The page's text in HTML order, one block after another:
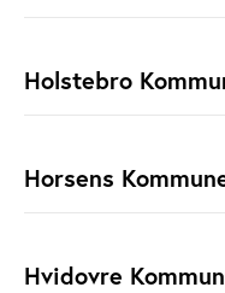
Holstebro
Horsens
Hvidovre